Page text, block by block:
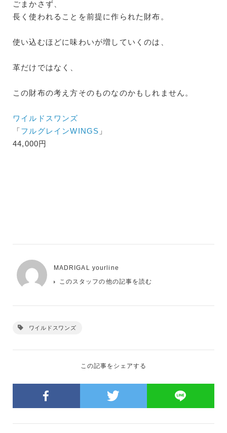
ごまかさず、
長く使われることを前提に作られた財布。
使い込むほどに味わいが増していくのは、
革だけではなく、
この財布の考え方そのものなのかもしれません。
ワイルドスワンズ
「フルグレインWINGS 」
44,000円
MADRIGAL yourline
このスタッフの他の記事を読む
ワイルドスワンズ
この記事をシェアする